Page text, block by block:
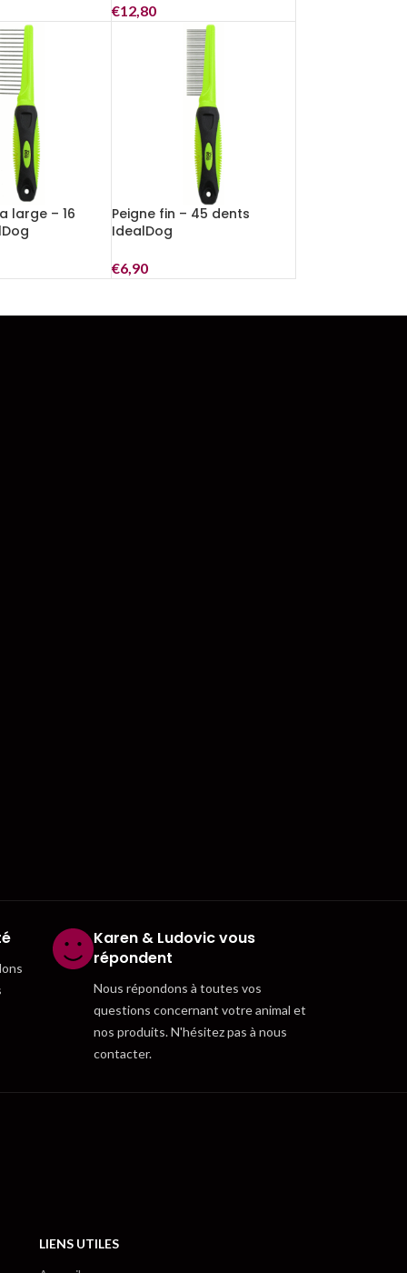
€12,80
large – 16
Peigne fin – 45 dents
IdealDog
€6,90
Karen & Ludovic vous
répondent
Nous répondons à toutes vos
questions concernant votre animal et
nos produits. N'hésitez pas à nous
contacter.
LIENS UTILES